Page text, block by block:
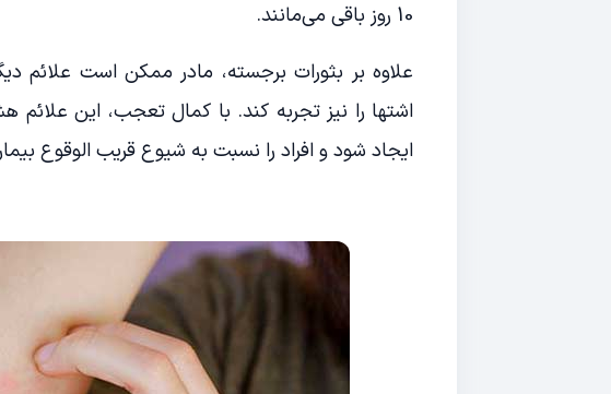
10 روز باقی می‌مانند.
علاوه بر بثورات برجسته، مادر ممکن است علائم
ایجاد شود و افراد را نسبت به شیوع قریب الوقوع